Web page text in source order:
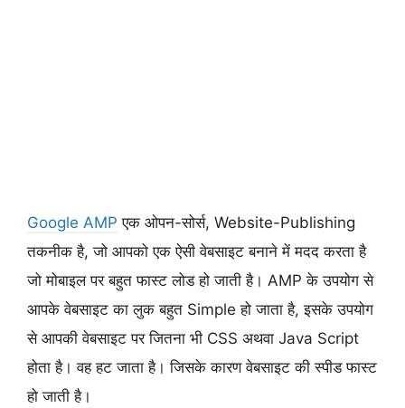
Google AMP एक ओपन-सोर्स, Website-Publishing
तकनीक है, जो आपको एक ऐसी वेबसाइट बनाने में मदद करता है
जो मोबाइल पर बहुत फास्ट लोड हो जाती है। AMP के उपयोग से
आपके वेबसाइट का लुक बहुत Simple हो जाता है, इसके उपयोग
से आपकी वेबसाइट पर जितना भी CSS अथवा Java Script
होता है। वह हट जाता है। जिसके कारण वेबसाइट की स्पीड फास्ट
हो जाती है।